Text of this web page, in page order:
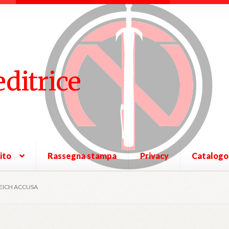
Rassegna stampa Privacy Catalogo
ACCUSA